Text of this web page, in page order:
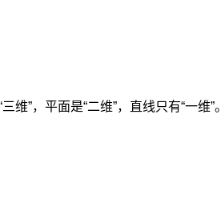
”，平面是“二维”，直线只有“一维”。